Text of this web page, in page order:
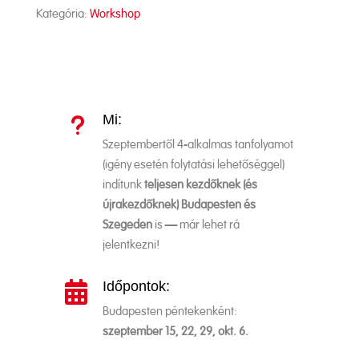
Kategória: Workshop
u Mi:
Szeptembertől 4‐alkalmas tanfolyamot
(igény esetén folytatási lehetőséggel)
indítunk teljesen kezdőknek (és
újrakezdőknek) Budapesten és
Szegedenis – már lehet rá
jelentkezni!
 Időpontok:
Budapesten péntekenként:
szeptember 15, 22, 29, okt. 6.